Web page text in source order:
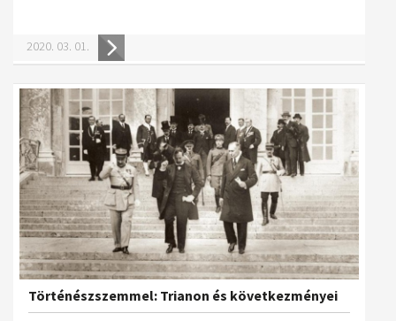
2020. 03. 01.
Történészszemmel: Trianon és következményei